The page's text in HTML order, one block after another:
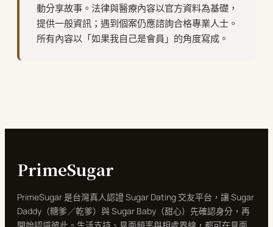
動分享故事。法律與醫療內容以官方資料為基礎，
提供一般資訊；遇到個案仍應諮詢合格專業人士。
所有內容以「如果我自己是會員」的角度寫成。
PrimeSugar
PrimeSugar 是台灣真人認證 Sugar Dating 交友平台，讓 Sugar
Daddy（糖爹／乾爹）與 Sugar Baby（甜心）先確認身分，再